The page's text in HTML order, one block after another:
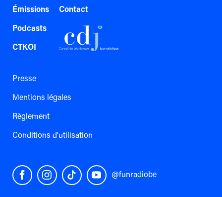
Émissions
Podcasts
CTKOI
Contact
Presse
Mentions légales
Règlement
Conditions d'utilisation
@funradiobe